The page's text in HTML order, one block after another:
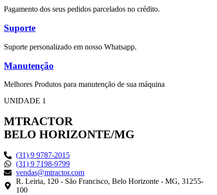
Pagamento dos seus pedidos parcelados no crédito.
Suporte
Suporte personalizado em nosso Whatsapp.
Manutenção
Melhores Produtos para manutenção de sua máquina
UNIDADE 1
MTRACTOR
BELO HORIZONTE/MG
(31) 9 9787-2015
(31) 9 7198-9799
vendas@mtractor.com
R. Leiria, 120 - São Francisco, Belo Horizonte - MG, 31255-
100